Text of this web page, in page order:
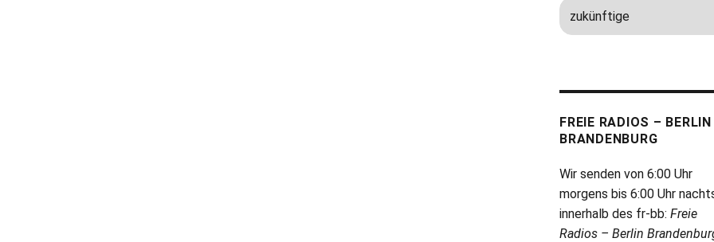
FREIE RADIOS – BERLIN
BRANDENBURG
Wir senden von 6:00 Uhr
morgens bis 6:00 Uhr
innerhalb des fr-bb: Freie
Radios – Berlin